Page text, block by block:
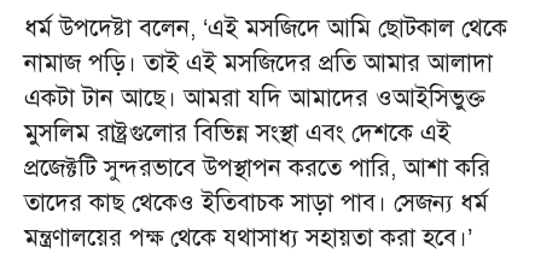
ধর্ম উপদেষ্টা বলেন, ‘এই মসজিদে আমি ছোটকাল থেকে
নামাজ পড়ি। তাই এই মসজিদের প্রতি আমার আলাদা
একটা টান আছে। আমরা যদি আমাদের ওআইসিভুক্ত
মুসলিম রাষ্ট্রগুলোর বিভিন্ন সংস্থা এবং দেশকে এই
প্রজেক্টটি সুন্দরভাবে উপস্থাপন করতে পারি, আশা করি
তাদের কাছ থেকেও ইতিবাচক সাড়া পাব। সেজন্য ধর্ম
মন্ত্রণালয়ের পক্ষ থেকে যথাসাধ্য সহায়তা করা হবে।’